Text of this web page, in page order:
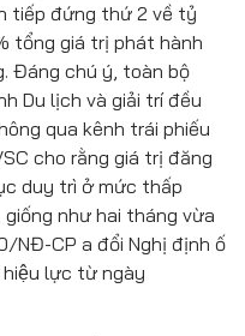
tiếp đứng thứ 2 về tỷ
tổng giá trị phát hành
Đáng chú ý, toàn bộ
Du lịch và giải trí đều
qua kênh trái phiếu
cho rằng giá trị đăng
duy trì ở mức thấp
như hai tháng vừa
NĐ-CP a đổi Nghị định ố
lực từ ngày